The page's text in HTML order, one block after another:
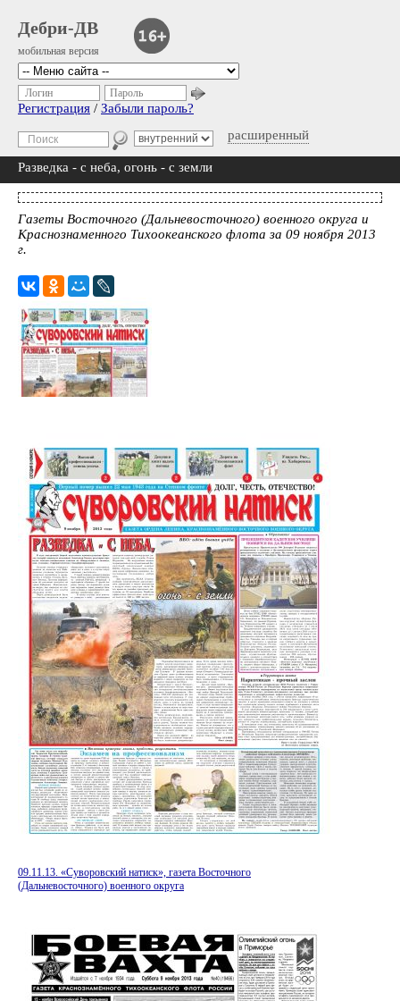
Дебри-ДВ
мобильная версия
расширенный
Логин Пароль
Регистрация / Забыли пароль?
Разведка - с неба, огонь - с земли
Газеты Восточного (Дальневосточного) военного округа и
Краснознаменного Тихоокеанского флота за 09 ноября 2013
г.
09.11.13. «Суворовский натиск», газета Восточного
(Дальневосточного) военного округа